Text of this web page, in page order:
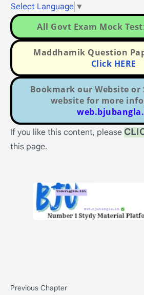
Select Language ▼
All Govt Exam Mock Test:
Maddhamik Question
Click HERE
Bookmark our Website or
website for more
If you like this content, please
this page.